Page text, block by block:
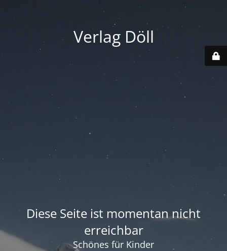
Verlag Döll
Diese Seite ist momentan nicht
erreichbar
Schönes für Kinder